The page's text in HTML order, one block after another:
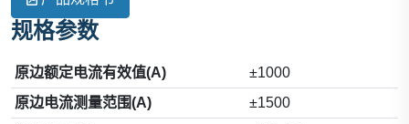
规格参数
原边额定电流有效值(A)
±1000
原边电流测量范围(A)
±1500